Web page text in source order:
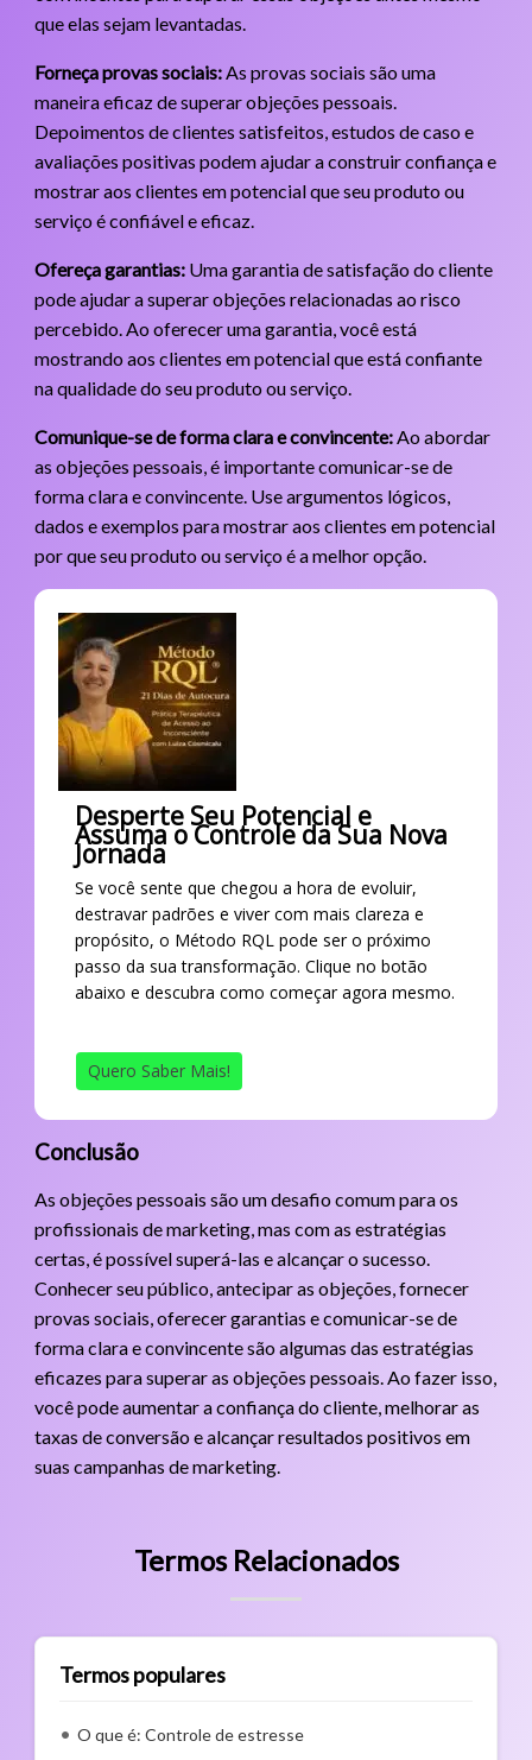
que elas sejam levantadas.
Forneça provas sociais:As provas sociais são uma
maneira eficaz de superar objeções pessoais.
Depoimentos de clientes satisfeitos, estudos de caso e
avaliações positivas podem ajudar a construir confiança e
mostrar aos clientes em potencial que seu produto ou
serviço é confiável e eficaz.
Ofereça garantias:Uma garantia de satisfação do cliente
pode ajudar a superar objeções relacionadas ao risco
percebido. Ao oferecer uma garantia, você está
mostrando aos clientes em potencial que está confiante
na qualidade do seu produto ou serviço.
Comunique-se de forma clara e convincente:Ao abordar
as objeções pessoais, é importante comunicar-se de
forma clara e convincente. Use argumentos lógicos,
dados e exemplos para mostrar aos clientes em potencial
por que seu produto ou serviço é a melhor opção.
Desperte Seu Potencial e
Assuma o Controle da Sua Nova
Jornada
Se você sente que chegou a hora de evoluir,
destravar padrões e viver com mais clareza e
propósito, o Método RQL pode ser o próximo
passo da sua transformação. Clique no botão
abaixo e descubra como começar agora mesmo.
Quero Saber Mais!
Conclusão
As objeções pessoais são um desafio comum para os
profissionais de marketing, mas com as estratégias
certas, é possível superá-las e alcançar o sucesso.
Conhecer seu público, antecipar as objeções, fornecer
provas sociais, oferecer garantias e comunicar-se de
forma clara e convincente são algumas das estratégias
eficazes para superar as objeções pessoais. Ao fazer isso,
você pode aumentar a confiança do cliente, melhorar as
taxas de conversão e alcançar resultados positivos em
suas campanhas de marketing.
Termos Relacionados
Termos populares
O que é: Controle de estresse